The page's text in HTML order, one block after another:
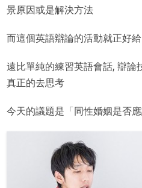
景原因或是解決方法
而這個英語辯論的活動就正好
遠比單純的練習英語會話, 辯論
真正的去思考
今天的議題是「同性婚姻是否應